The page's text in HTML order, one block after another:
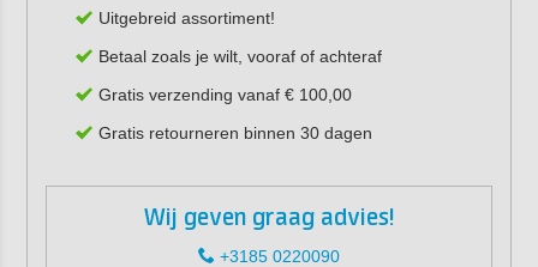
Uitgebreid assortiment!
Betaal zoals je wilt, vooraf of achteraf
Gratis verzending vanaf € 100,00
Gratis retourneren binnen 30 dagen
Wij geven graag advies!
+3185 0220090